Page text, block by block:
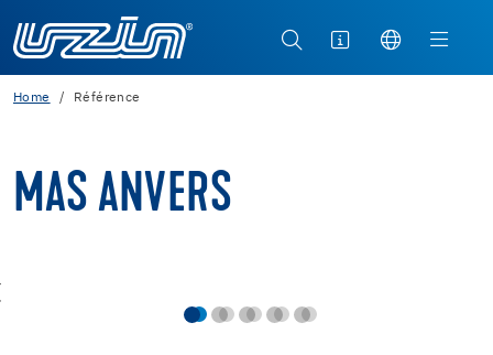
Home Référence
MAS ANVERS